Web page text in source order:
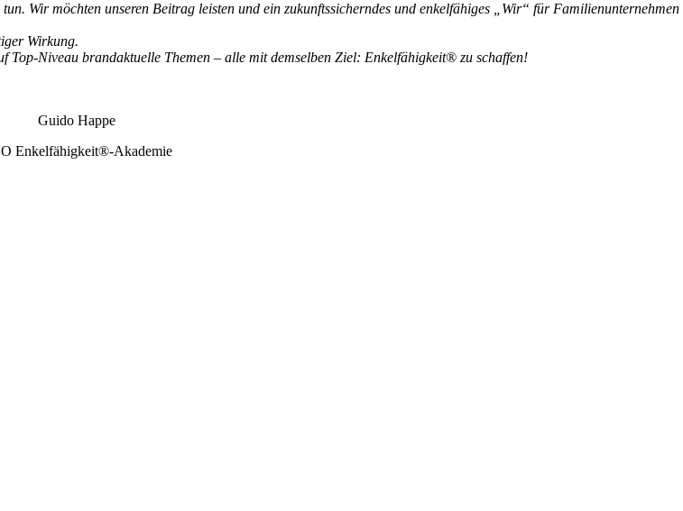
Wir möchten unseren Beitrag leisten und ein zukunftssicherndes und enkelfähiges „Wir“ für Familienunternehmen
Wirkung.
Top-Niveau brandaktuelle Themen – alle mit demselben Ziel: Enkelfähigkeit® zu schaffen!
Guido Happe
Enkelfähigkeit®-Akademie